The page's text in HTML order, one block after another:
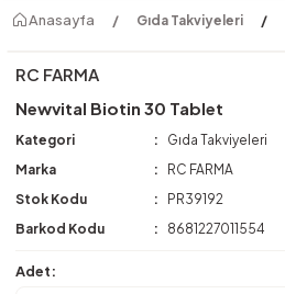
Anasayfa Gıda Takviyeleri
RC FARMA
Newvital Biotin 30 Tablet
Kategori
Gıda Takviyeleri
Marka
RC FARMA
Stok Kodu
PR39192
Barkod Kodu
8681227011554
Adet: